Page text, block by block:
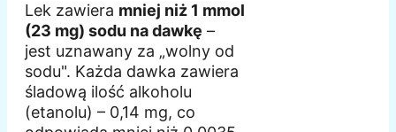
Lek zawiera mniej niż 1 mmol
(23 mg) sodu na dawkę –
jest uznawany za „wolny od
sodu". Każda dawka zawiera
śladową ilość alkoholu
(etanolu) – 0,14 mg, co